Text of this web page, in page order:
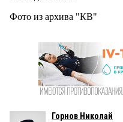
Фото из архива "КВ"
Горнов Николай